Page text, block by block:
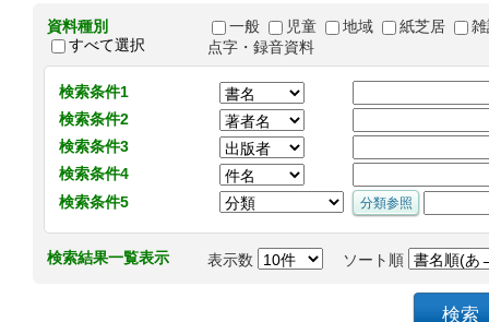
資料種別
すべて選択
一般 児童 地域 紙芝居
点字・録音資料
検索条件1
検索条件2
検索条件3
検索条件4
検索条件5
検索結果一覧表示 表示数 ソート順